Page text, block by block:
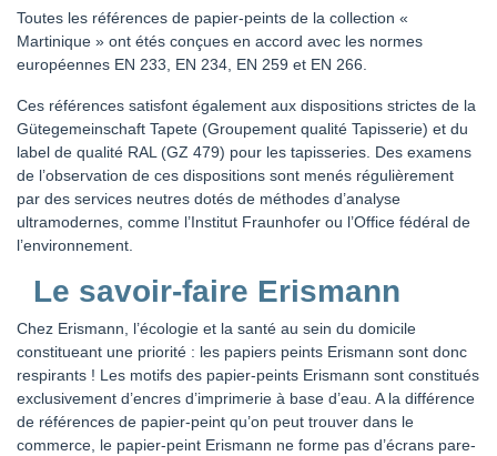
Toutes les références de papier-peints de la collection «
Martinique » ont étés conçues en accord avec les normes
européennes EN 233, EN 234, EN 259 et EN 266.
Ces références satisfont également aux dispositions strictes de la
Gütegemeinschaft Tapete (Groupement qualité Tapisserie) et du
label de qualité RAL (GZ 479) pour les tapisseries. Des examens
de l’observation de ces dispositions sont menés régulièrement
par des services neutres dotés de méthodes d’analyse
ultramodernes, comme l’Institut Fraunhofer ou l’Office fédéral de
l’environnement.
Le savoir-faire Erismann
Chez Erismann, l’écologie et la santé au sein du domicile
constitueant une priorité : les papiers peints Erismann sont donc
respirants ! Les motifs des papier-peints Erismann sont constitués
exclusivement d’encres d’imprimerie à base d’eau. A la différence
de références de papier-peint qu’on peut trouver dans le
commerce, le papier-peint Erismann ne forme pas d’écrans pare-